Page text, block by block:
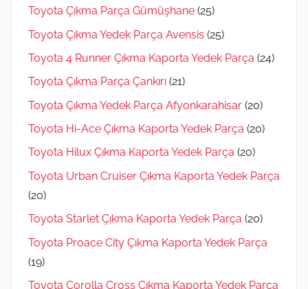
Toyota Çıkma Parça Gümüşhane (25)
Toyota Çıkma Yedek Parça Avensis (25)
Toyota 4 Runner Çıkma Kaporta Yedek Parça (24)
Toyota Çıkma Parça Çankırı (21)
Toyota Çıkma Yedek Parça Afyonkarahisar (20)
Toyota Hi-Ace Çıkma Kaporta Yedek Parça (20)
Toyota Hilux Çıkma Kaporta Yedek Parça (20)
Toyota Urban Cruiser Çıkma Kaporta Yedek Parça
(20)
Toyota Starlet Çıkma Kaporta Yedek Parça (20)
Toyota Proace City Çıkma Kaporta Yedek Parça
(19)
Toyota Corolla Cross Çıkma Kaporta Yedek Parça